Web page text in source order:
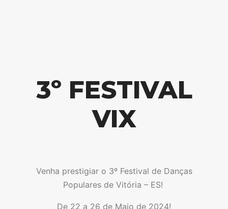
3º FESTIVAL
VIX
Venha prestigiar o 3º Festival de Danças
Populares de Vitória – ES!
De 22 a 26 de Maio de 2024!